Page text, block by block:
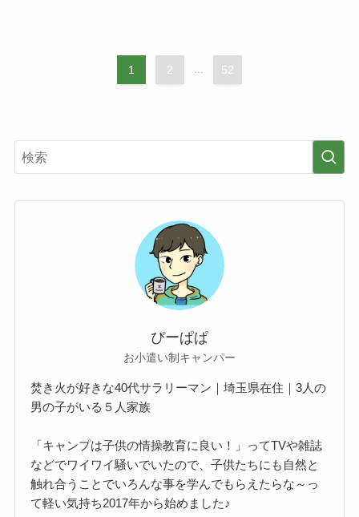
1 2 52
ぴーぱぱ
お小遣い制キャンパー
焚き火が好きな40代サラリーマン｜埼玉県在住｜3人の
男の子がいる５人家族
「キャンプは子供の情操教育に良い！」ってTVや雑誌
などでワイワイ騒いでいたので、子供たちにも自然と
触れ合うことでいろんな事を学んでもらえたらな～っ
て軽い気持ち2017年から始めました♪